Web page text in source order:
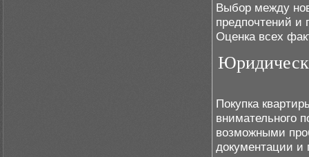
Выбор между
предпочтений и
Оценка всех
Покупка
внимательного
возможными
документации и